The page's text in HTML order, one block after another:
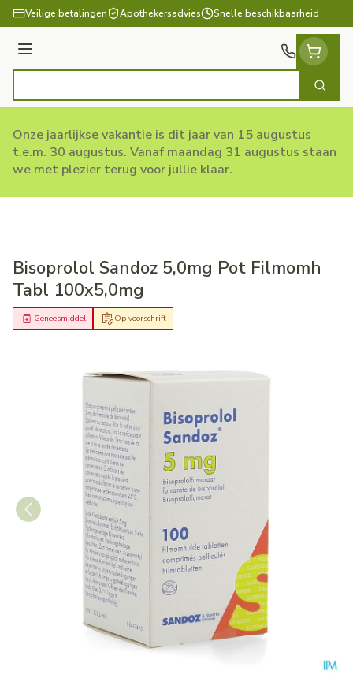
Ga naar de inhoud
Veilige betalingen Apothekersadvies Snelle beschikbaarheid
Menu
Product, merk, categorie... Zoek
Onze jaarlijkse vakantie is dit jaar van 15 augustus
t.e.m. 30 augustus. Vanaf maandag 31 augustus staan
we met plezier terug voor jullie klaar.
Bisoprolol Sandoz 5,0mg Pot Filmomh
Tabl 100x5,0mg
Op voorschrift
Geneesmiddel